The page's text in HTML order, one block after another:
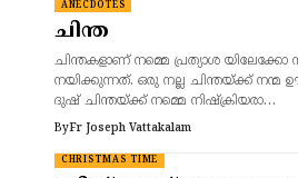
ANECDOTES
ചിന്ത
ചിന്തകളാണ് നമ്മെ പ്രത്യാശ യിലേക്കോ
നയിക്കുന്നത്. ഒരു നല്ല ചിന്തയ്ക്ക് നന്മ
ദുഷ് ചിന്തയ്ക്ക് നമ്മെ നിഷ്ക്രിയരാ…
ByFr Joseph Vattakalam
CHRISTMAS TIME